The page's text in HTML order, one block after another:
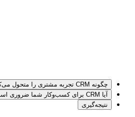
چگونه CRM تجربه مشتری را متحول می‌کند؟
آیا CRM برای کسب‌وکار شما ضروری است؟
نتیجه‌گیری